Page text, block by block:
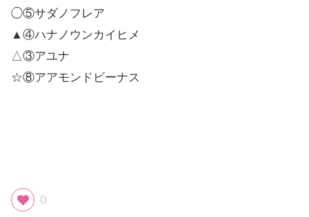
◯⑤サダノフレア
▲④ハナノウンカイヒメ
△③アユナ
☆⑧アアモンドビーナス
0